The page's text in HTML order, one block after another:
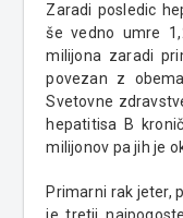
Zaradi posledic
še vedno umre
milijona zaradi
povezan z
Svetovne
hepatitisa B
milijonov pa jih je
Primarni rak jeter,